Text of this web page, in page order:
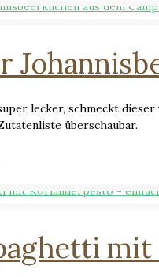
lecker, schmeckt dieser
überschaubar.